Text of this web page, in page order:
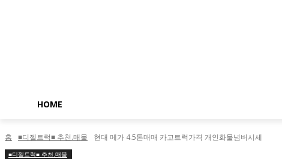
HOME
홈 ■디젤트럭■ 추천.매물 현대 메가 4.5톤매매 카고트럭가격 개인화물넘버시세
■디젤트럭■ 추천.매물